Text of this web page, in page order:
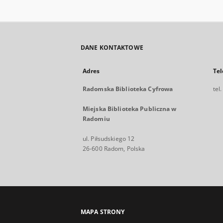
DANE KONTAKTOWE
Adres
Radomska Biblioteka Cyfrowa
Miejska Biblioteka Publiczna w
Radomiu
ul. Piłsudskiego 12
26-600 Radom, Polska
tel.
MAPA STRONY